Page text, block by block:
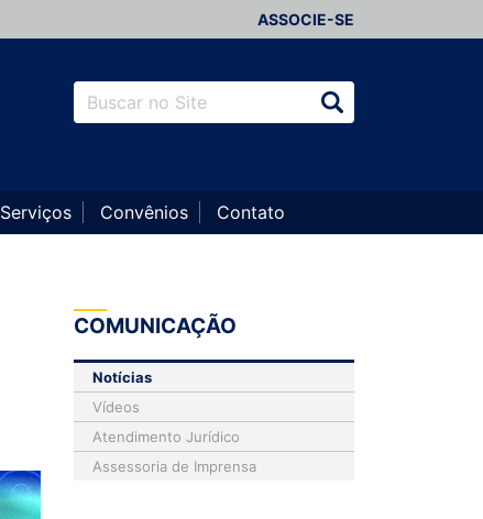
ASSOCIE-SE
Serviços Convênios Contato
COMUNICAÇÃO
Notícias
Vídeos
Atendimento Jurídico
Assessoria de Imprensa